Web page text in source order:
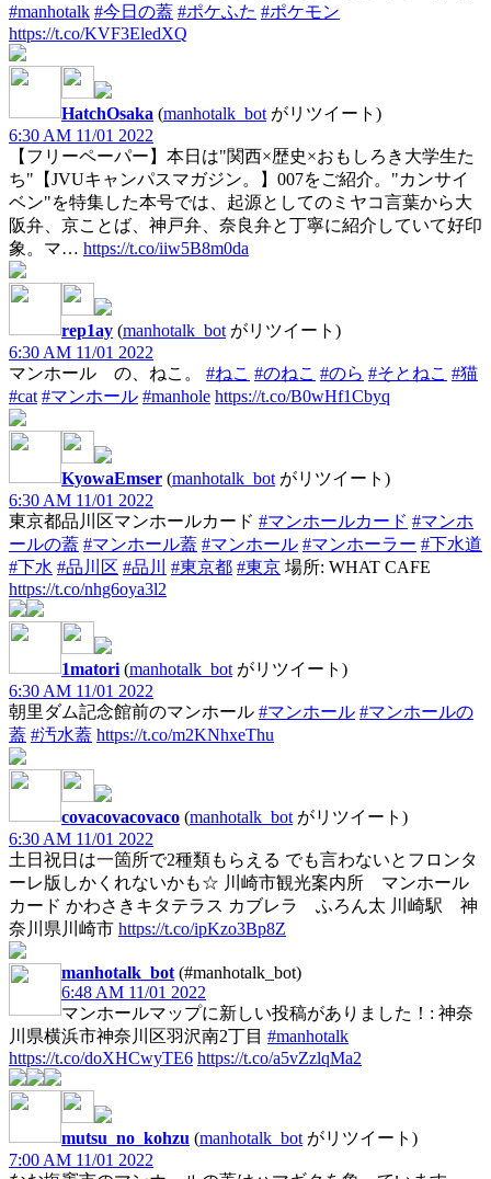
#manhotalk #今日の蓋 #ポケふた #ポケモン
https://t.co/KVF3EledXQ
HatchOsaka (manhotalk_bot がリツイート)
6:30 AM 11/01 2022
【フリーペーパー】本日は"関西×歴史×おもしろき大学生た
ち"【JVUキャンパスマガジン。】007をご紹介。"カンサイ
ベン"を特集した本号では、起源としてのミヤコ言葉から大
阪弁、京ことば、神戸弁、奈良弁と丁寧に紹介していて好印
象。マ… https://t.co/iiw5B8m0da
rep1ay (manhotalk_bot がリツイート)
6:30 AM 11/01 2022
マンホール の、ねこ。 #ねこ #のねこ #のら #そとねこ #猫
#cat #マンホール #manhole https://t.co/B0wHf1Cbyq
KyowaEmser (manhotalk_bot がリツイート)
6:30 AM 11/01 2022
東京都品川区マンホールカード #マンホールカード #マンホ
ールの蓋 #マンホール蓋 #マンホール #マンホーラー #下水道
#下水 #品川区 #品川 #東京都 #東京 場所: WHAT CAFE
https://t.co/nhg6oya3l2
1matori (manhotalk_bot がリツイート)
6:30 AM 11/01 2022
朝里ダム記念館前のマンホール #マンホール #マンホールの
蓋 #汚水蓋 https://t.co/m2KNhxeThu
covacovacovaco (manhotalk_bot がリツイート)
6:30 AM 11/01 2022
土日祝日は一箇所で2種類もらえる でも言わないとフロンタ
ーレ版しかくれないかも☆ 川崎市観光案内所 マンホール
カード かわさきキタテラス カブレラ ふろん太 川崎駅 神
奈川県川崎市 https://t.co/ipKzo3Bp8Z
manhotalk_bot (#manhotalk_bot)
6:48 AM 11/01 2022
マンホールマップに新しい投稿がありました！: 神奈
川県横浜市神奈川区羽沢南2丁目 #manhotalk
https://t.co/doXHCwyTE6 https://t.co/a5vZzlqMa2
mutsu_no_kohzu (manhotalk_bot がリツイート)
7:00 AM 11/01 2022